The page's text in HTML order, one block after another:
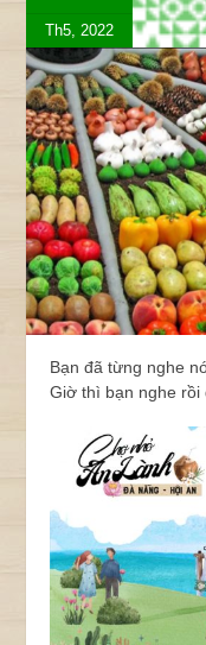
Th5, 2022
Bạn đã từng nghe
Giờ thì bạn nghe rồi